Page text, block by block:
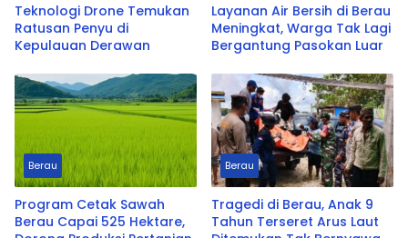
Teknologi Drone Temukan
Ratusan Penyu di
Kepulauan Derawan
Layanan Air Bersih di Berau
Meningkat, Warga Tak Lagi
Bergantung Pasokan Luar
Berau
Program Cetak Sawah
Berau Capai 525 Hektare,
Berau
Tragedi di Berau, Anak 9
Tahun Terseret Arus Laut